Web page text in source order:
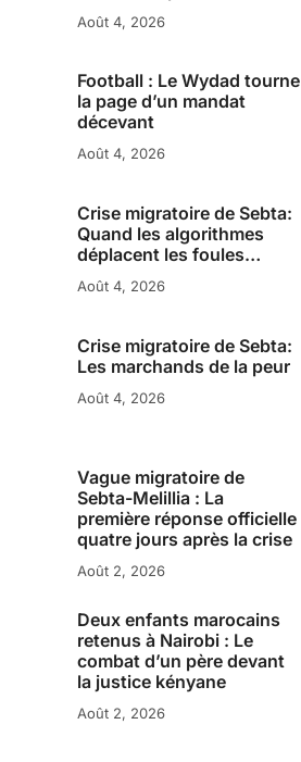
Août 4, 2026
Football : Le Wydad tourne
la page d’un mandat
décevant
Août 4, 2026
Crise migratoire de Sebta:
Quand les algorithmes
déplacent les foules…
Août 4, 2026
Crise migratoire de Sebta:
Les marchands de la peur
Août 4, 2026
Vague migratoire de
Sebta-Melillia : La
première réponse officielle
quatre jours après la crise
Août 2, 2026
Deux enfants marocains
retenus à Nairobi : Le
combat d’un père devant
la justice kényane
Août 2, 2026